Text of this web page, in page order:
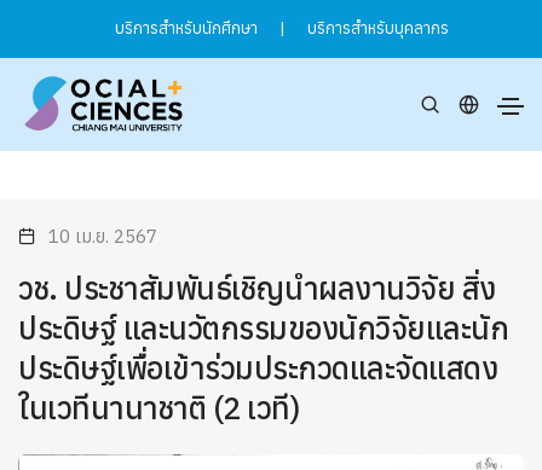
บริการสำหรับนักศึกษา | บริการสำหรับบุคลากร
10 เม.ย. 2567
วช. ประชาสัมพันธ์เชิญนำผลงานวิจัย สิ่ง
ประดิษฐ์ และนวัตกรรมของนักวิจัยและนัก
ประดิษฐ์เพื่อเข้าร่วมประกวดและจัดแสดง
ในเวทีนานาชาติ (2 เวที)